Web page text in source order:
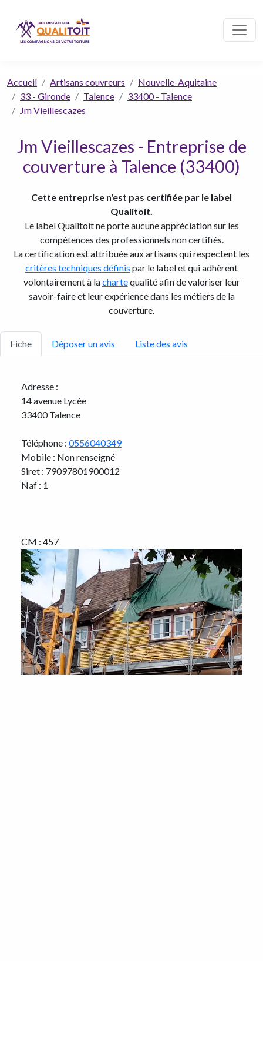
Accueil Artisans couvreurs
Nouvelle-Aquitaine
33 - Gironde
Talence
33400 - Talence
Jm Vieillescazes
Jm Vieillescazes - Entreprise de
couverture à Talence (33400)
Cette entreprise n'est pas certifiée par le label
Qualitoit.
Le label Qualitoit ne porte aucune appréciation sur les
compétences des professionnels non certifiés.
La certification est attribuée aux artisans qui respectent les
critères techniques définis par le label et qui adhèrent
volontairement à lachartequalité afin de valoriser leur
savoir-faire et leur expérience dans les métiers de la
couverture.
Fiche Déposer un avis Liste des avis
Adresse :
14 avenue Lycée
33400 Talence
Téléphone : 0556040349
Mobile : Non renseigné
Siret : 79097801900012
Naf : 1
CM : 457